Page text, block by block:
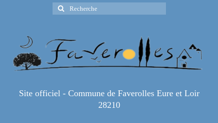
Rechercher
:
Site officiel - Commune de Faverolles Eure et Loir
28210